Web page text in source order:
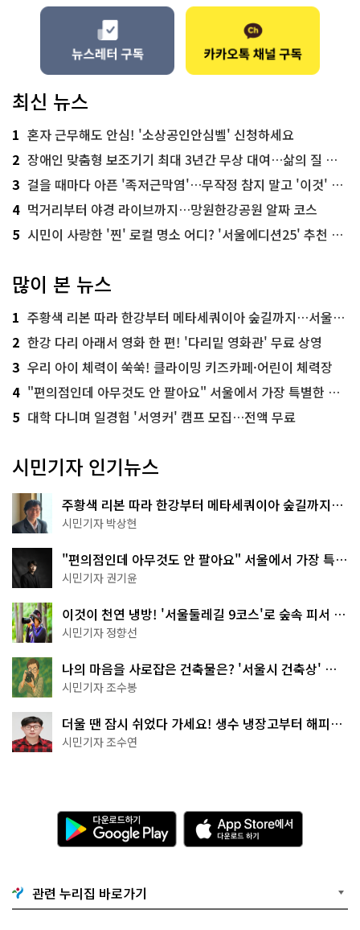
최신 뉴스
1 혼자 근무해도 안심! '소상공인안심벨' 신청하세요
2 장애인 맞춤형 보조기기 최대 3년간 무상 대여…삶의 질 높인다
3 걸을 때마다 아픈 '족저근막염'…무작정 참지 말고 '이것' 해보세요!
4 먹거리부터 야경 라이브까지…망원한강공원 알짜 코스
5 시민이 사랑한 '찐' 로컬 명소 어디? '서울에디션25' 추천 코스
많이 본 뉴스
1 주황색 리본 따라 한강부터 메타세쿼이아 숲길까지…서울둘레길 15코스
2 한강 다리 아래서 영화 한 편! '다리밑 영화관' 무료 상영
3 우리 아이 체력이 쑥쑥! 클라이밍 키즈카페·어린이 체력장
4 "편의점인데 아무것도 안 팔아요" 서울에서 가장 특별한 편의점의 정체
5 대학 다니며 일경험 '서영커' 캠프 모집…전액 무료
시민기자 인기뉴스
주황색 리본 따라 한강부터 메타세쿼이아 숲길까지…
서울둘레길 15코스
시민기자 박상현
"편의점인데 아무것도 안 팔아요" 서울에서 가장 특별
한 편의점의 정체
시민기자 권기윤
이것이 천연 냉방! '서울둘레길 9코스'로 숲속 피서 떠
나볼까
시민기자 정향선
나의 마음을 사로잡은 건축물은? '서울시 건축상' 수
상작 공개!
시민기자 조수봉
더울 땐 잠시 쉬었다 가세요! 생수 냉장고부터 해피소
·무더위쉼터까지
시민기자 조수연
다
운
로
기
G
o
A
p
p
e
관련 누리집 바로가기